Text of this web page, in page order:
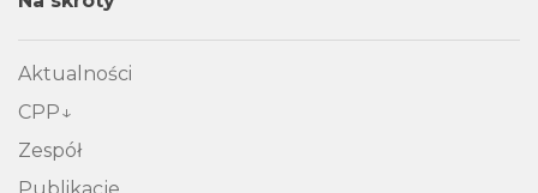
Aktualności
CPP
Zespół